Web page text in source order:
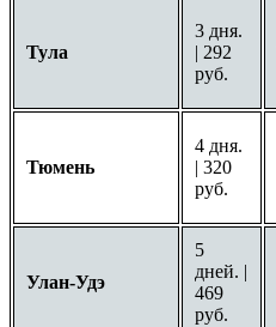
Тула
3 дня.
| 292
руб.
Тюмень
4 дня.
| 320
руб.
Улан-Удэ
5
дней. |
469
руб.